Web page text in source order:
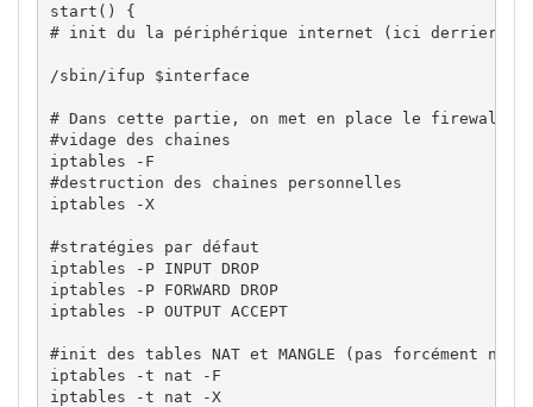
start ( )
{
# init du la périphérique internet (ici derriere un
/sbin /ifup $interface
# Dans cette partie, on met en place le firewall
#vidage des chaines
iptables
-F
#destruction des chaines personnelles
iptables
-X
#stratégies par défaut
iptables
-P INPUT DROP
iptables
-P FORWARD DROP
iptables
-P OUTPUT ACCEPT
#init des tables NAT et MANGLE (pas forcément
iptables
-t nat
-F
iptables
-t nat
-X